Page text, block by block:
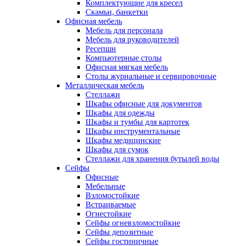
Комплектующие для кресел
Скамьи, банкетки
Офисная мебель
Мебель для персонала
Мебель для руководителей
Ресепшн
Компьютерные столы
Офисная мягкая мебель
Столы журнальные и сервировочные
Металлическая мебель
Стеллажи
Шкафы офисные для документов
Шкафы для одежды
Шкафы и тумбы для картотек
Шкафы инструментальные
Шкафы медицинские
Шкафы для сумок
Стеллажи для хранения бутылей воды
Сейфы
Офисные
Мебельные
Взломостойкие
Встраиваемые
Огнестойкие
Сейфы огневзломостойкие
Сейфы депозитные
Сейфы гостиничные